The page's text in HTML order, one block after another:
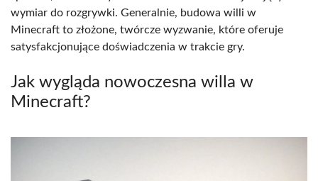
wymiar do rozgrywki. Generalnie, budowa willi w
Minecraft to złożone, twórcze wyzwanie, które oferuje
satysfakcjonujące doświadczenia w trakcie gry.
Jak wygląda nowoczesna willa w
Minecraft?